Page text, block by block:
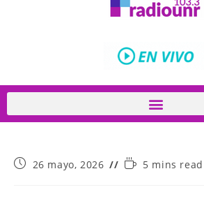
26 mayo, 2026 5 mins read